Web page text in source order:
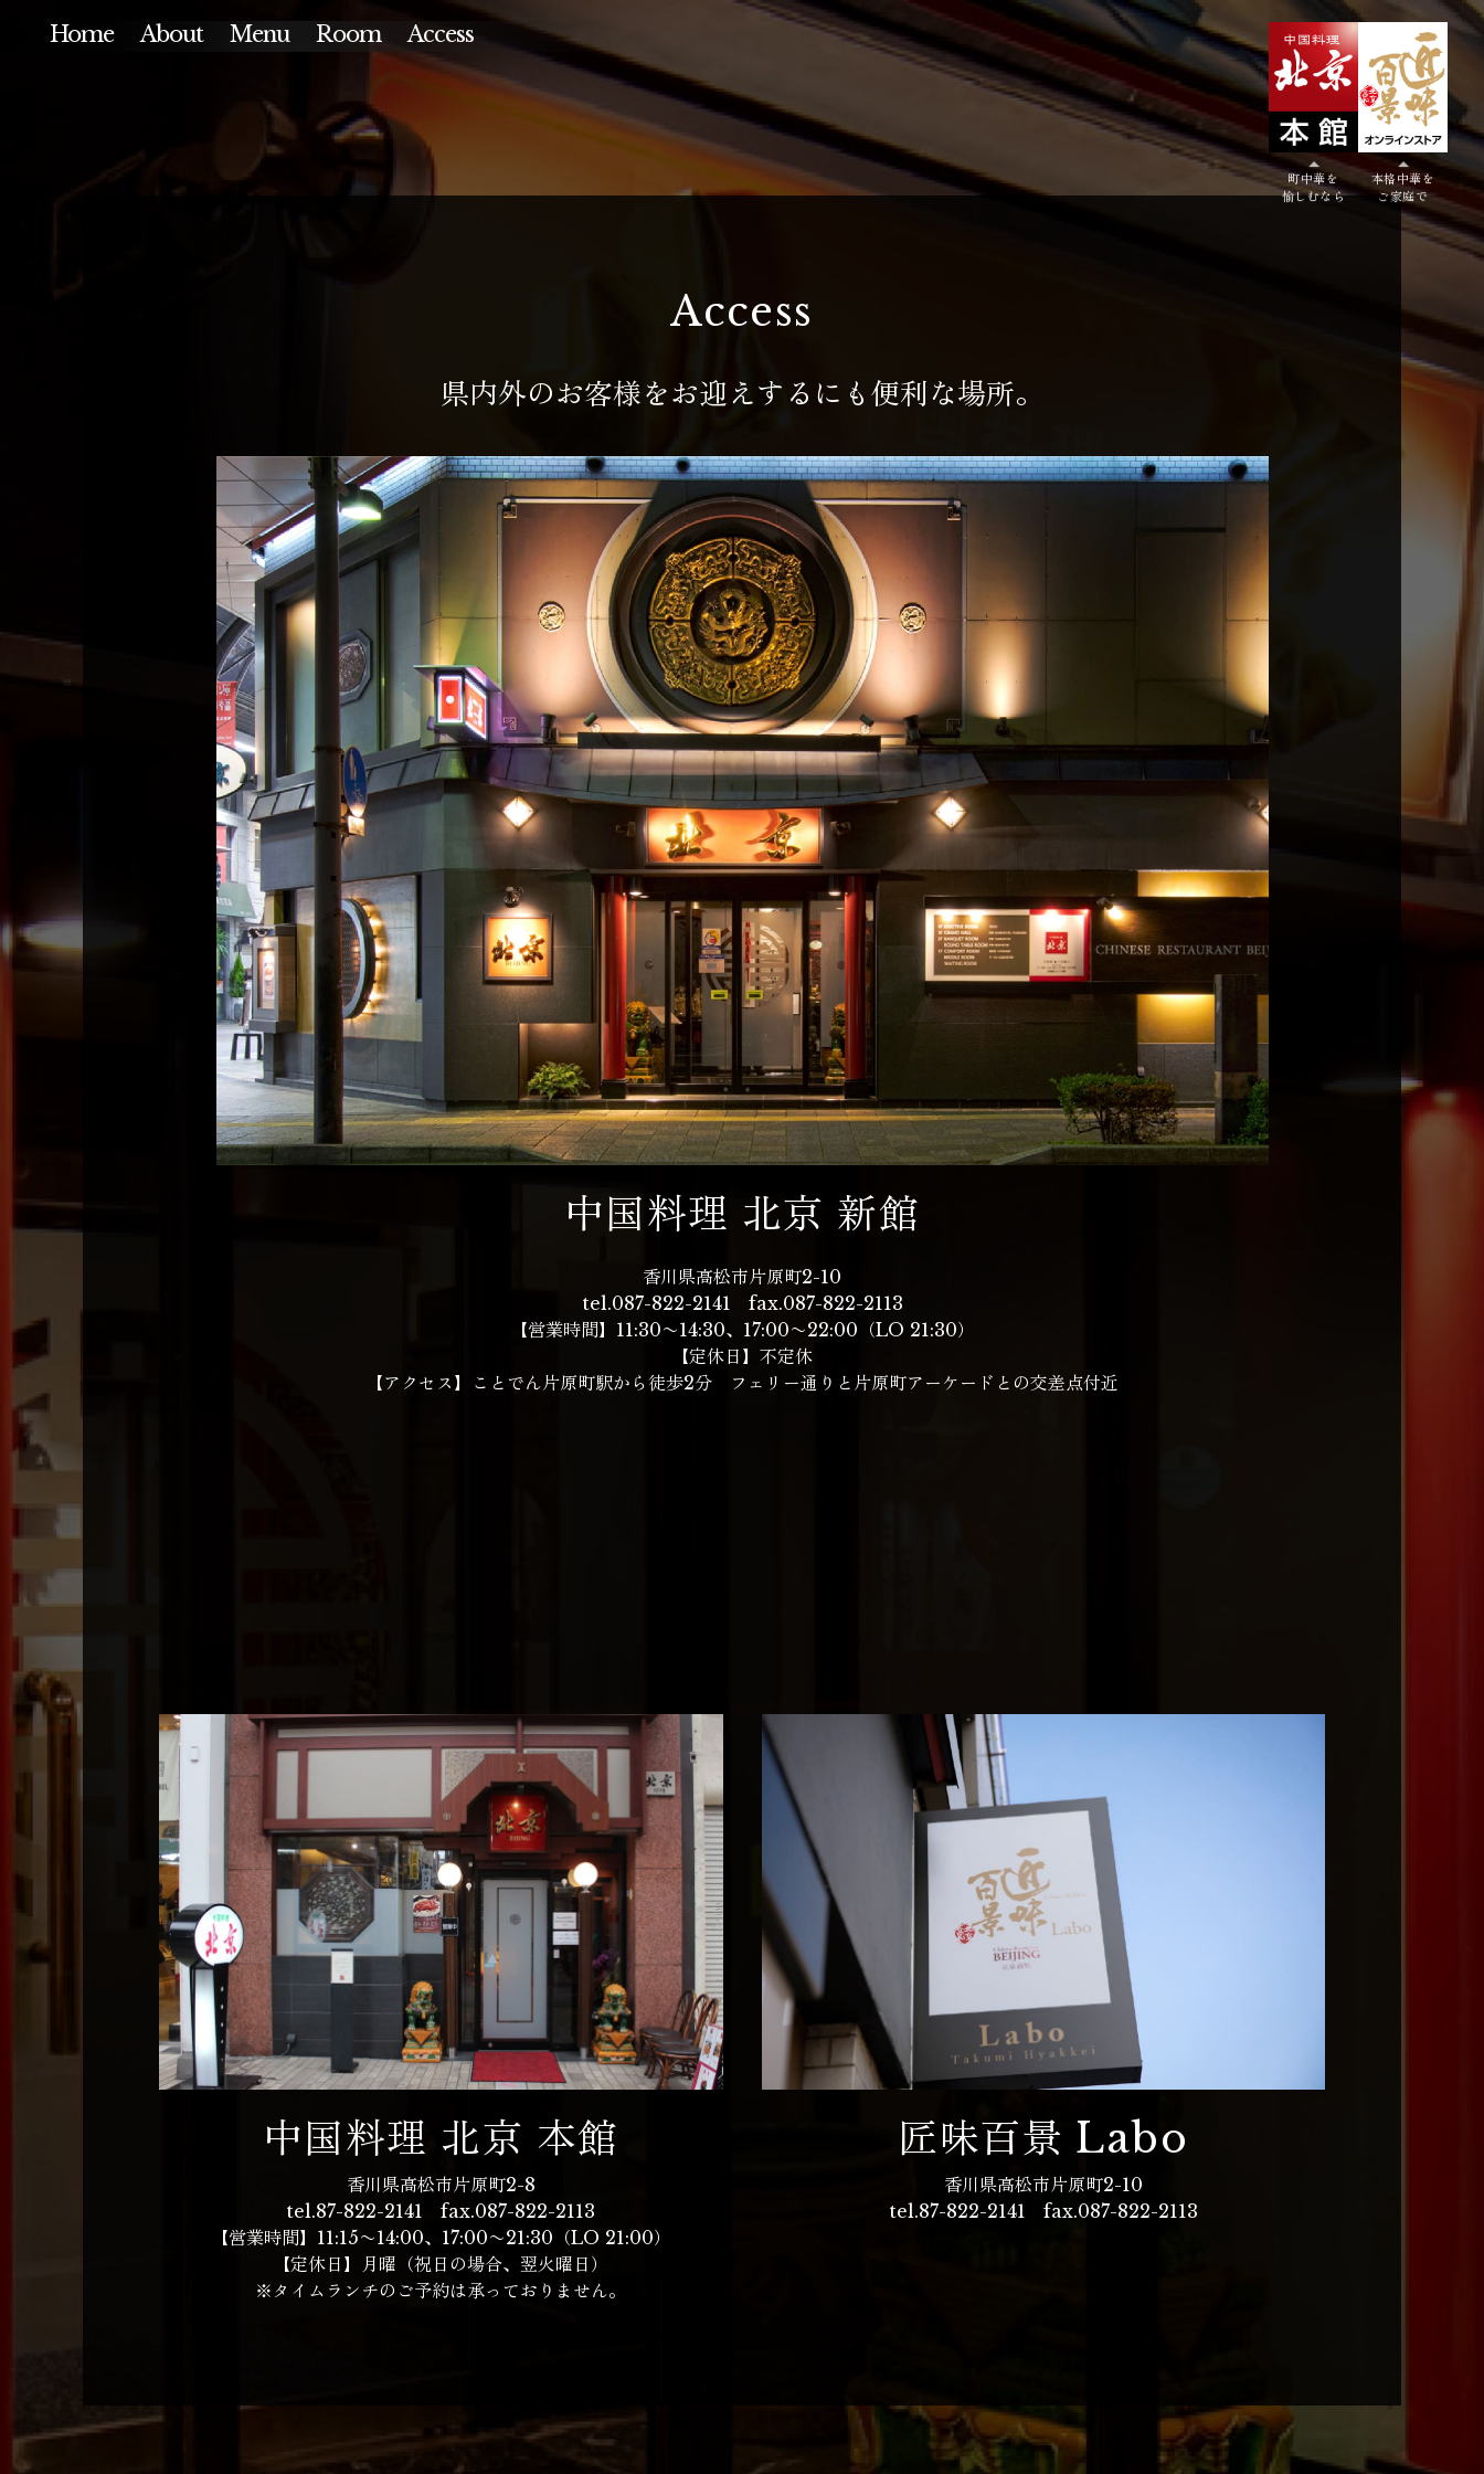
Home About Menu Room Access
町中華を
愉しむなら
本格中華を
ご家庭で
Access
県内外のお客様をお迎えするにも便利な場所。
中国料理 北京 新館
香川県高松市片原町2-10
tel.087-822-2141 fax.087-822-2113
【営業時間】11:30〜14:30、 17:00〜22:00（LO 21:30）
【定休日】不定休
【アクセス】ことでん片原町駅から徒歩2分 フェリー通りと片原町アーケードとの交差点付近
中国料理 北京 本館
香川県高松市片原町2-8
tel.87-822-2141 fax.087-822-2113
【営業時間】11:15〜14:00、 17:00〜21:30（LO 21:00）
【定休日】
月曜（祝日の場合、翌火曜日）
※タイムランチのご予約は承っておりません。
匠味百景 Labo
香川県高松市片原町2-10
tel.87-822-2141 fax.087-822-2113